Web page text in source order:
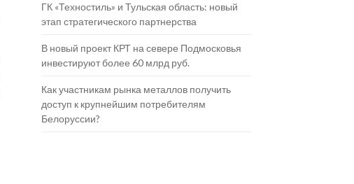
ГК «Техностиль» и Тульская область: новый
этап стратегического партнерства
В новый проект КРТ на севере Подмосковья
инвестируют более 60 млрд руб.
Как участникам рынка металлов получить
доступ к крупнейшим потребителям
Белоруссии?